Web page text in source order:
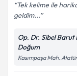
Tek kelime ile
geldim...
Op. Dr. Sibel Barut
Doğum
Kasımpaşa Mah.